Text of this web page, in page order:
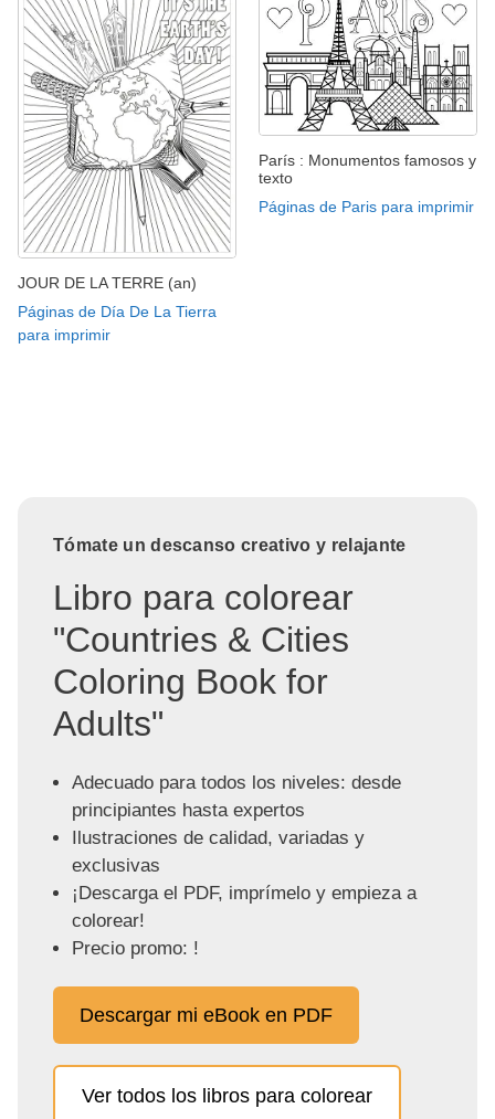
JOUR DE LA TERRE (an)
Páginas de Día De La Tierra
para imprimir
París : Monumentos famosos y
texto
Páginas de Paris para imprimir
Tómate un descanso creativo y relajante
Libro para colorear
"Countries & Cities
Coloring Book for
Adults"
Adecuado para todos los niveles: desde
principiantes hasta expertos
Ilustraciones de calidad, variadas y
exclusivas
¡Descarga el PDF, imprímelo y empieza a
colorear!
Precio promo: !
Descargar mi eBook en PDF
Ver todos los libros para colorear